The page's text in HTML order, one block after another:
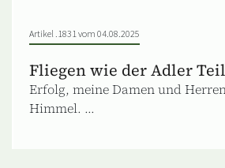
Artikel .1831 vom 04.08.2025
Fliegen wie der Adler
Erfolg, meine Damen und
Himmel. ...